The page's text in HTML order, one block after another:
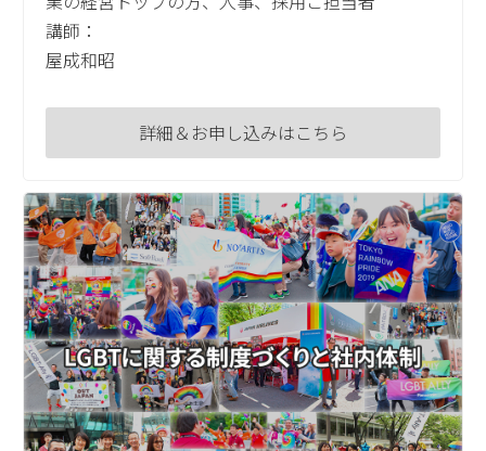
講師：
屋成和昭
詳細＆お申し込みはこちら